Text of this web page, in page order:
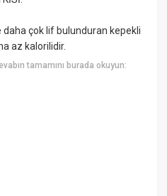
çok lif bulunduran kepekli
az kalorilidir.
tamamını burada okuyun: